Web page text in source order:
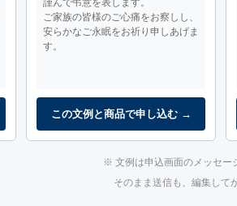
謹んで弔意を表します。
ご家族の皆様のご心痛をお察しし、
安らかなご永眠をお祈り申しあげま
す。
この文例と商品で申し込む →
※ 文例は申込画面のメッセー
そのまま送信も、編集して